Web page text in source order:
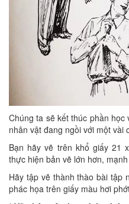
Chúng ta sẽ kết thúc phần
nhân vật đang ngồi với một
Bạn hãy vẽ trên khổ giấy 21
thực hiện bản vẽ lớn hơn,
Hãy tập vẽ thành thào bài tập
phác họa trên giấy màu hơi